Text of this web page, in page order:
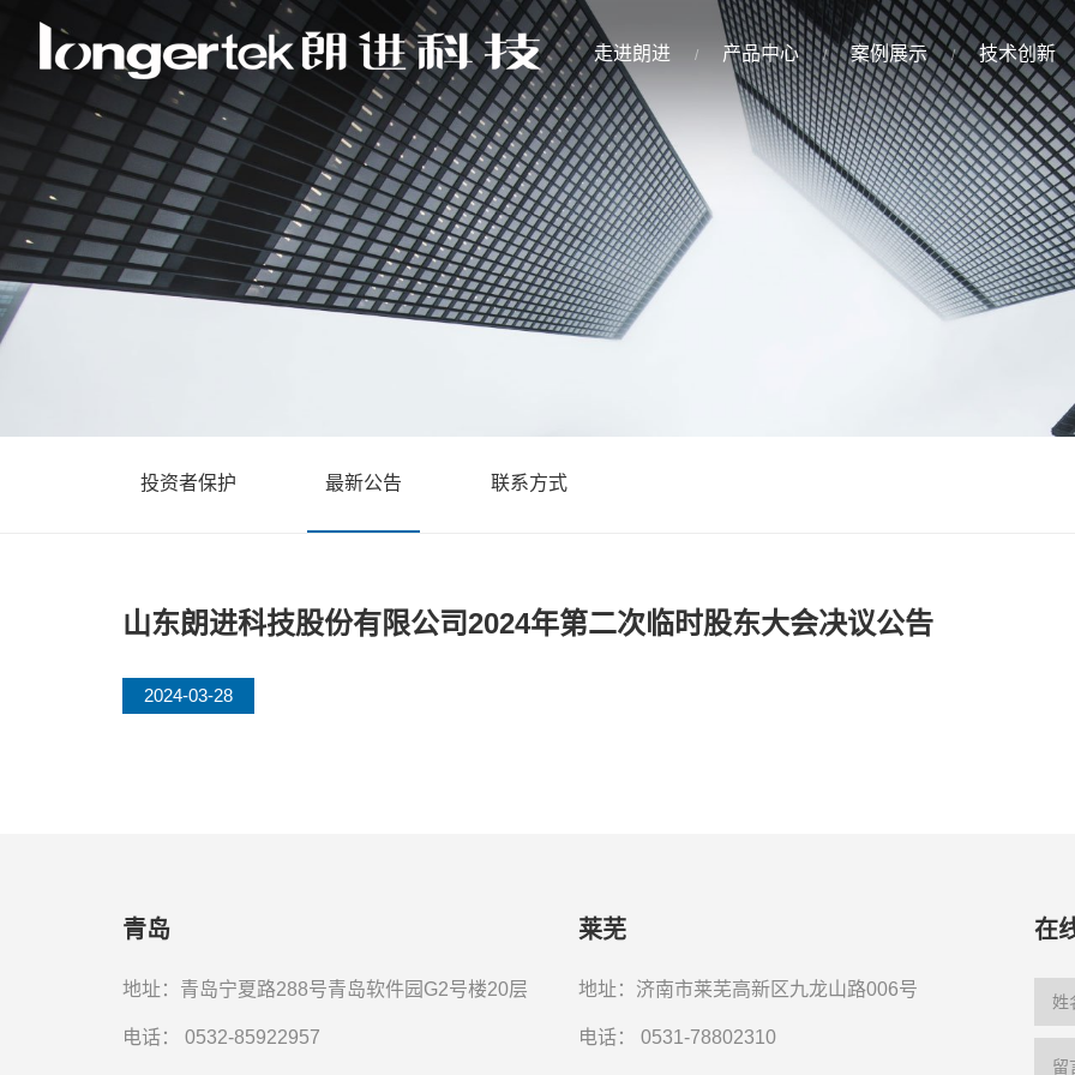
走进朗进 产品中心 案例展示 技术创新
投资者保护 最新公告 联系方式
山东朗进科技股份有限公司2024年第二次临时股东大会决议公告
2024-03-28
青岛
地址：青岛宁夏路288号青岛软件园G2号楼20层
电话： 0532-85922957
莱芜
地址：济南市莱芜高新区九龙山路006号
电话：0531-78802310
在